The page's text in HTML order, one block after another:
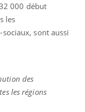
000 début
les
sont aussi
des
les régions